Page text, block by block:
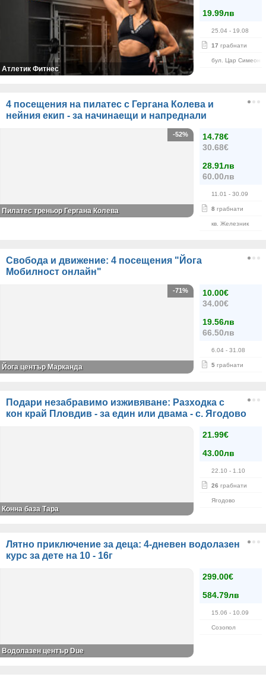
19.99лв
25.04 - 19.08
17 грабнати
бул. Цар Симеон
Атлетик Фитнес
4 посещения на пилатес с Гергана Колева и
нейния екип - за начинаещи и напреднали
14.78€
30.68€
28.91лв
60.00лв
11.01 - 30.09
8 грабнати
кв. Железник
-52%
Пилатес треньор Гергана Колева
Свобода и движение: 4 посещения "Йога
Мобилност онлайн"
10.00€
34.00€
19.56лв
66.50лв
6.04 - 31.08
5 грабнати
-71%
Йога център Марканда
Подари незабравимо изживяване: Разходка с
кон край Пловдив - за един или двама - с. Ягодово
21.99€
43.00лв
22.10 - 1.10
26 грабнати
Ягодово
Конна база Тара
Лятно приключение за деца: 4-дневен водолазен
курс за дете на 10 - 16г
299.00€
584.79лв
15.06 - 10.09
Созопол
Водолазен център Due